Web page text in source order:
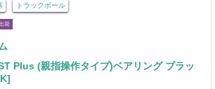
トラックボール
荷
Plus (親指操作タイプ)ベアリング ブラッ